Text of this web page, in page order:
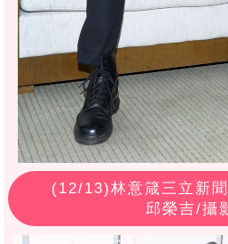
(12/13)林意箴三立新
邱榮吉/攝